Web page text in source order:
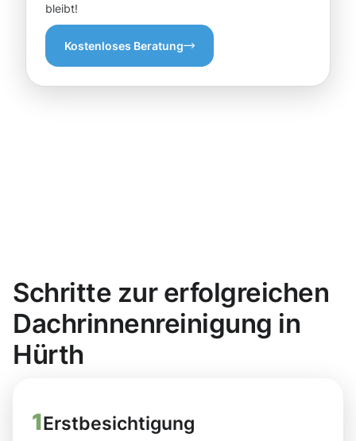
bleibt!
Kostenloses Beratung
Schritte zur erfolgreichen
Dachrinnenreinigung in
Hürth
1Erstbesichtigung